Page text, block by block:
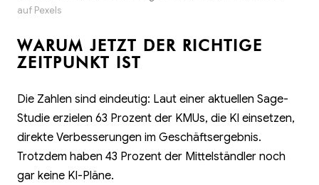
auf Pexels
WARUM JETZT DER RICHTIGE
ZEITPUNKT IST
Die Zahlen sind eindeutig: Laut einer aktuellen Sage-
Studie erzielen 63 Prozent der KMUs, die KI einsetzen,
direkte Verbesserungen im Geschäftsergebnis.
Trotzdem haben 43 Prozent der Mittelständler noch
gar keine KI-Pläne.